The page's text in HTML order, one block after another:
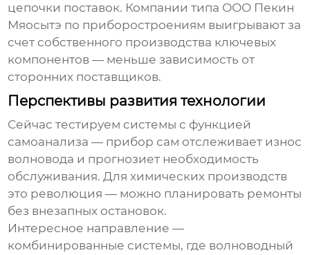
цепочки поставок. Компании типа ООО Пекин
Мяосытэ по приборостроениям выигрывают за
счет собственного производства ключевых
компонентов — меньше зависимость от
сторонних поставщиков.
Перспективы развития технологии
Сейчас тестируем системы с функцией
самоанализа — прибор сам отслеживает износ
волновода и прогнозиет необходимость
обслуживания. Для химических производств
это революция — можно планировать ремонты
без внезапных остановок.
Интересное направление —
комбинированные системы, где волноводный